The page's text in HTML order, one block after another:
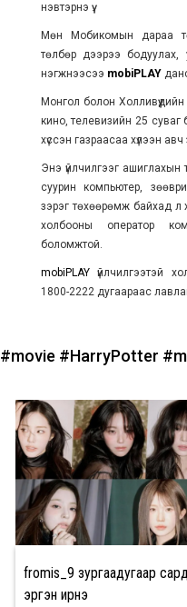
нэвтэрнэ үү.
Мөн Мобикомын дараа
төлбөр дээрээ бодуулах,
нэгжнээсээ mobiPLAY
Монгол болон
кино, телевизийн 25 суваг
хүссэн газраасаа хүлээн
Энэ үйлчилгээг
суурин компьютер,
зэрэг төхөөрөмж байхад л
холбооны оператор
боломжтой.
mobiPLAYүйлчилгээтэй
1800-2222 дугаараас
#movie #HarryPotter
fromis_9 зургаадугаар
эргэн ирнэ